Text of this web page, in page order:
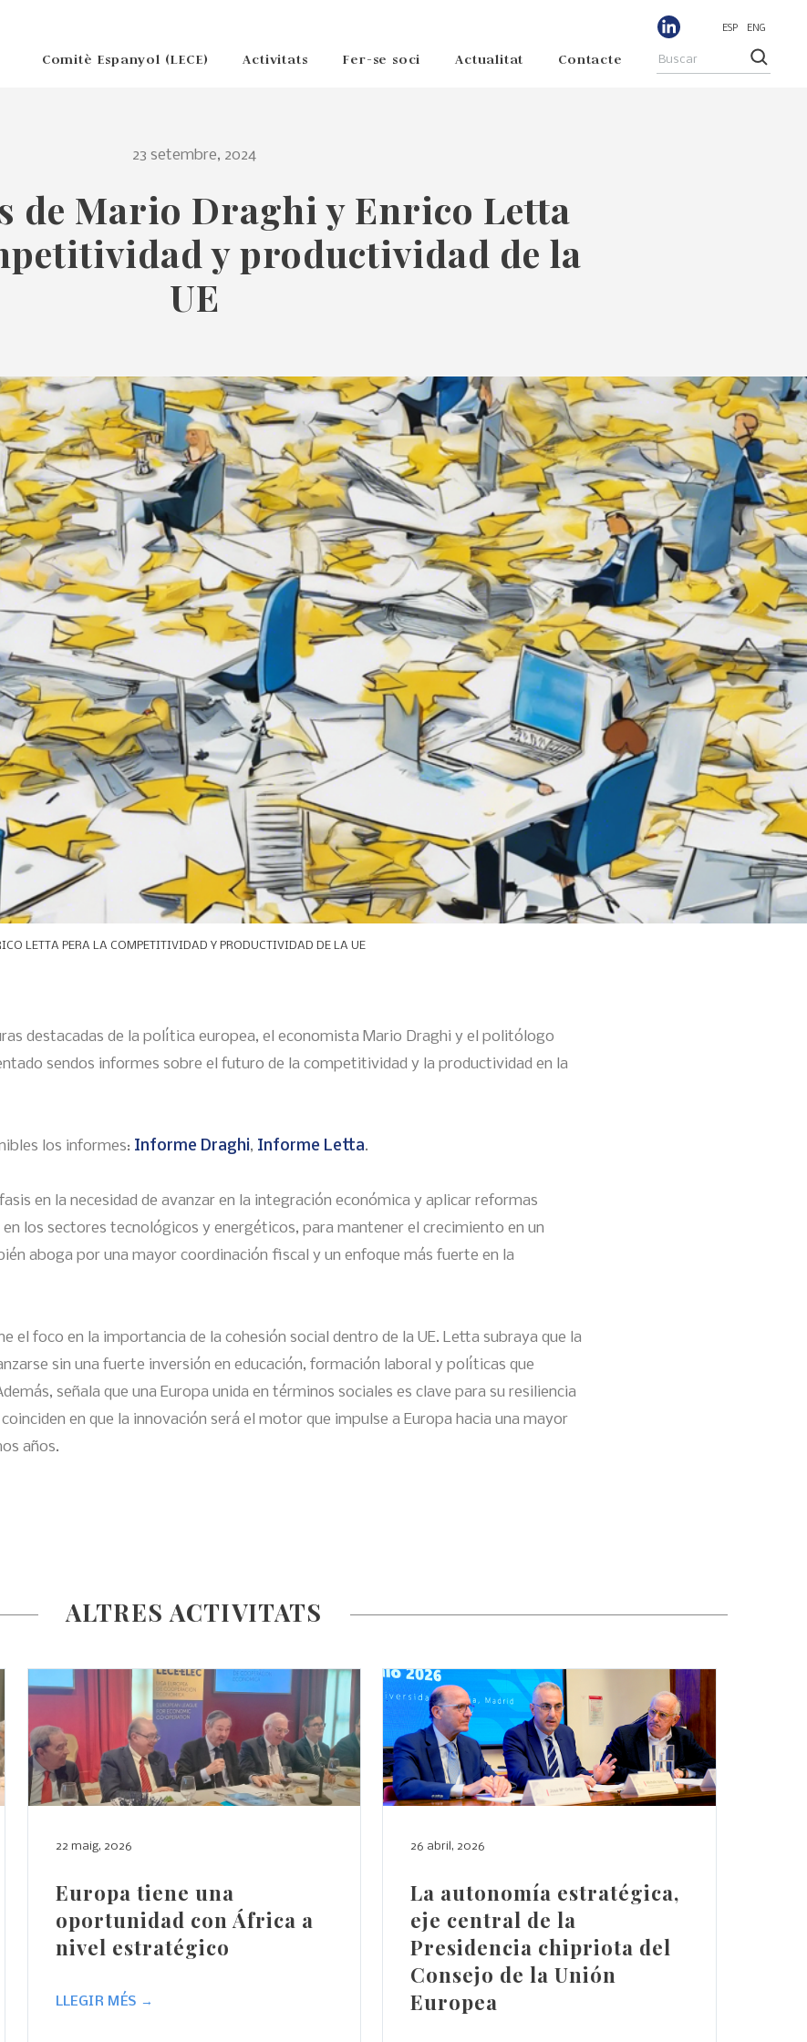
ESP ENG
Comitè Espanyol (LECE) Activitats Fer-se soci Actualitat Contacte
23 setembre, 2024
de Mario Draghi y Enrico Letta
y productividad de la
UE
LETTA PERA LA COMPETITIVIDAD Y PRODUCTIVIDAD DE LA UE
destacadas de la política europea, el economista Mario Draghi y el politólogo
sendos informes sobre el futuro de la competitividad y la productividad en la
los informes: Informe Draghi, Informe Letta.
en la necesidad de avanzar en la integración económica y aplicar reformas
los sectores tecnológicos y energéticos, para mantener el crecimiento en un
aboga por una mayor coordinación fiscal y un enfoque más fuerte en la
el foco en la importancia de la cohesión social dentro de la UE. Letta subraya que la
sin una fuerte inversión en educación, formación laboral y políticas que
señala que una Europa unida en términos sociales es clave para su resiliencia
en que la innovación será el motor que impulse a Europa hacia una mayor
años.
ALTRES ACTIVITATS
22 maig, 2026
Europa tiene una
oportunidad con África a
nivel estratégico
LLEGIR MÉS →
26 abril, 2026
La autonomía estratégica,
eje central de la
Presidencia chipriota del
Consejo de la Unión
Europea